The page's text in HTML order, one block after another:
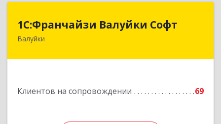
1С:Франчайзи Валуйки Софт
Валуйки
Клиентов на сопровождении 69
1С:Франчайзи Валуйки Софт
309996, Белгородская обл, Валуйки г, Горького,